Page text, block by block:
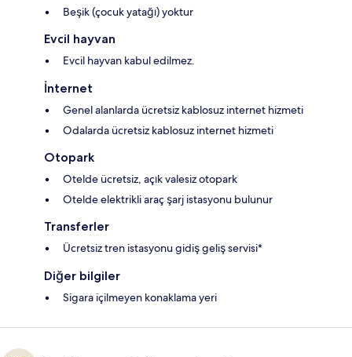
Beşik (çocuk yatağı) yoktur
Evcil hayvan
Evcil hayvan kabul edilmez.
İnternet
Genel alanlarda ücretsiz kablosuz internet hizmeti
Odalarda ücretsiz kablosuz internet hizmeti
Otopark
Otelde ücretsiz, açık valesiz otopark
Otelde elektrikli araç şarj istasyonu bulunur
Transferler
Ücretsiz tren istasyonu gidiş geliş servisi*
Diğer bilgiler
Sigara içilmeyen konaklama yeri